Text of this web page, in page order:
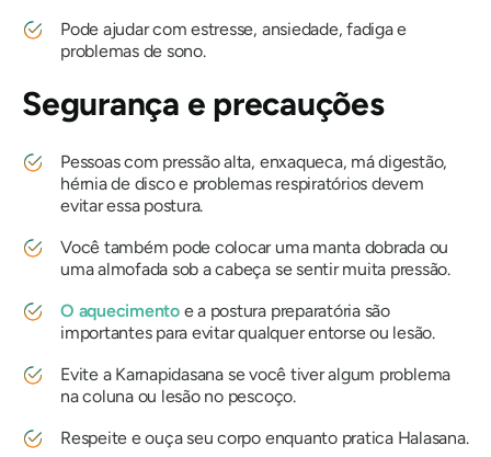
Pode ajudar com estresse, ansiedade, fadiga e
problemas de sono.
Segurança e precauções
Pessoas com pressão alta, enxaqueca, má digestão,
hérnia de disco e problemas respiratórios devem
evitar essa postura.
Você também pode colocar uma manta dobrada ou
uma almofada sob a cabeça se sentir muita pressão.
O aquecimentoe a postura preparatória são
importantes para evitar qualquer entorse ou lesão.
Evite a Karnapidasanase você tiver algum problema
na coluna ou lesão no pescoço.
Respeite e ouça seu corpo enquanto pratica Halasana.